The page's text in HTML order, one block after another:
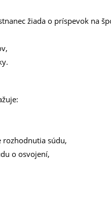
žiada o príspevok na
rozhodnutia súdu,
o osvojení,